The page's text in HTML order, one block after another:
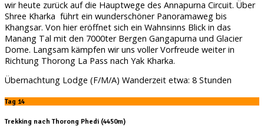
wir heute zurück auf die Hauptwege des Annapurna Circuit. Über
Shree Kharka führt ein wunderschöner Panoramaweg bis
Khangsar. Von hier eröffnet sich ein Wahnsinns Blick in das
Manang Tal mit den 7000ter Bergen Gangapurna und Glacier
Dome. Langsam kämpfen wir uns voller Vorfreude weiter in
Richtung Thorong La Pass nach Yak Kharka.
Übernachtung Lodge (F/M/A) Wanderzeit etwa: 8 Stunden
Tag 14
Trekking nach Thorong Phedi (4450m)